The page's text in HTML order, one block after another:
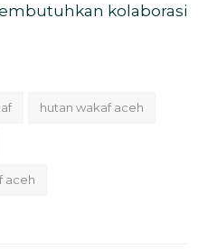
kolaborasi
hutan wakaf aceh
aceh